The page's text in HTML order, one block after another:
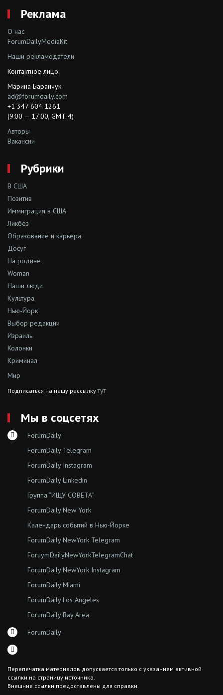
Реклама
О нас
ForumDailyMediaKit
Наши рекламодатели
Контактное лицо:
Марина Баранчук
ad@forumdaily.com
+1 347 604 1261
(9:00 — 17:00, GMT-4)
Авторы
Вакансии
Рубрики
В США
Позитив
Иммиграция в США
Ликбез
Образование и карьера
Досуг
На родине
Woman
Наши люди
Культура
Нью-Йорк
Выбор редакции
Израиль
Колонки
Криминал
Мир
Подписаться на нашу рассылкутут
Мы в соцсетях
ForumDaily
ForumDaily Telegram
ForumDaily Instagram
ForumDaily Linkedin
Группа “ИЩУ СОВЕТА”
ForumDaily New York
Календарь событий в Нью-Йорке
ForumDaily NewYork Telegram
ForuymDailyNewYorkTelegramChat
ForumDaily NewYork Instagram
ForumDaily Miami
ForumDaily Los Angeles
ForumDaily Bay Area
ForumDaily
Перепечатка материалов допускается только с указанием активной
ссылки на страницу источника.
Внешние ссылки предоставлены для справки.